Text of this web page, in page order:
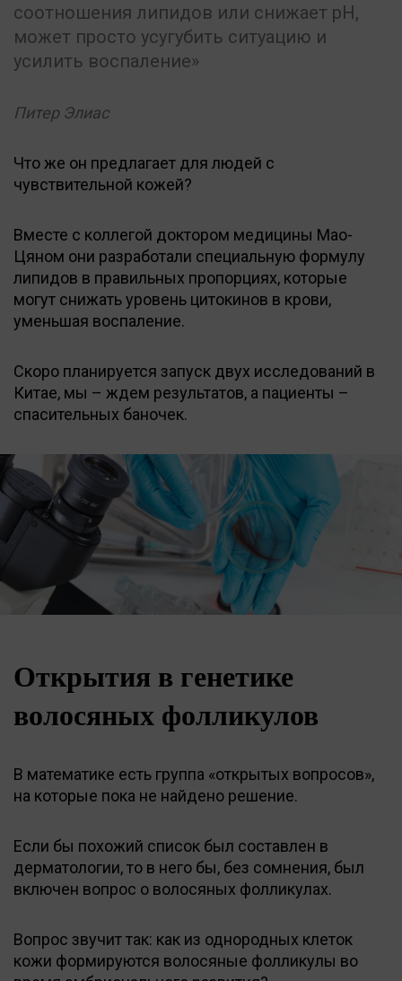
соотношения липидов или снижает рН,
может просто усугубить ситуацию и
усилить воспаление
Питер Элиас
Что же он предлагает для людей с
чувствительной кожей?
Вместе с коллегой доктором медицины Мао-
Цяном они разработали специальную формулу
липидов в правильных пропорциях, которые
могут снижать уровень цитокинов в крови,
уменьшая воспаление.
Скоро планируется запуск двух исследований в
Китае, мы – ждем результатов, а пациенты –
спасительных баночек.
Открытия в генетике
волосяных фолликулов
В математике есть группа «открытых вопросов»,
на которые пока не найдено решение.
Если бы похожий список был составлен в
дерматологии, то в него бы, без сомнения, был
включен вопрос о волосяных фолликулах.
Вопрос звучит так: как из однородных клеток
кожи формируются волосяные фолликулы во